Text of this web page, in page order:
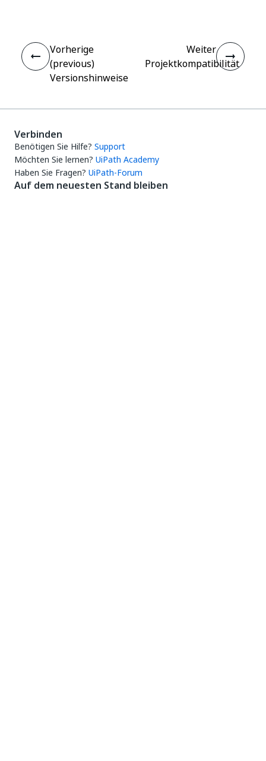
Vorherige
(previous)
Versionshinweise
Weiter
Projektkompatibilität
Verbinden
Benötigen Sie Hilfe? Support
Möchten Sie lernen? UiPath Academy
Haben Sie Fragen? UiPath-Forum
Auf dem neuesten Stand bleiben